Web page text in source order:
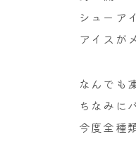
シューア
アイスが
なんでも
ちなみに
今度全種